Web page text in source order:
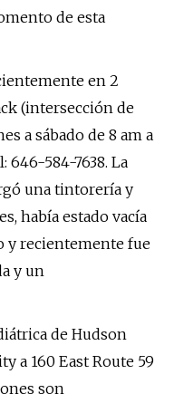
de esta
en 2
(intersección de
a sábado de 8 am a
646-584-7638. La
una tintorería y
había estado vacía
y recientemente fue
y un
de Hudson
a 160 East Route 59
son